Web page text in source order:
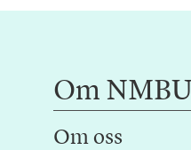
Om NMBU
Om oss